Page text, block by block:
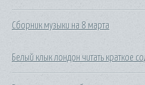
Сборник музыки на 8 марта
Белый клык лондон читать краткое